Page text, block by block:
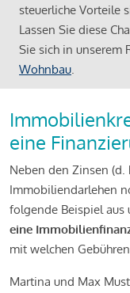
steuerliche Vorteile
Lassen Sie diese
Sie sich in unserem
Wohnbau.
eine
Neben den Zinsen
Immobiliendarlehen
folgende Beispiel aus
eine
mit welchen
Martina und Max